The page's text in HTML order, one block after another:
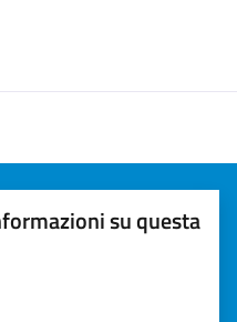
su questa